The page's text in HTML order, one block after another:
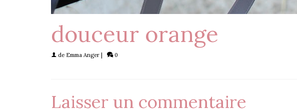
douceur orange
de Emma Anger 0
Laisser un commentaire